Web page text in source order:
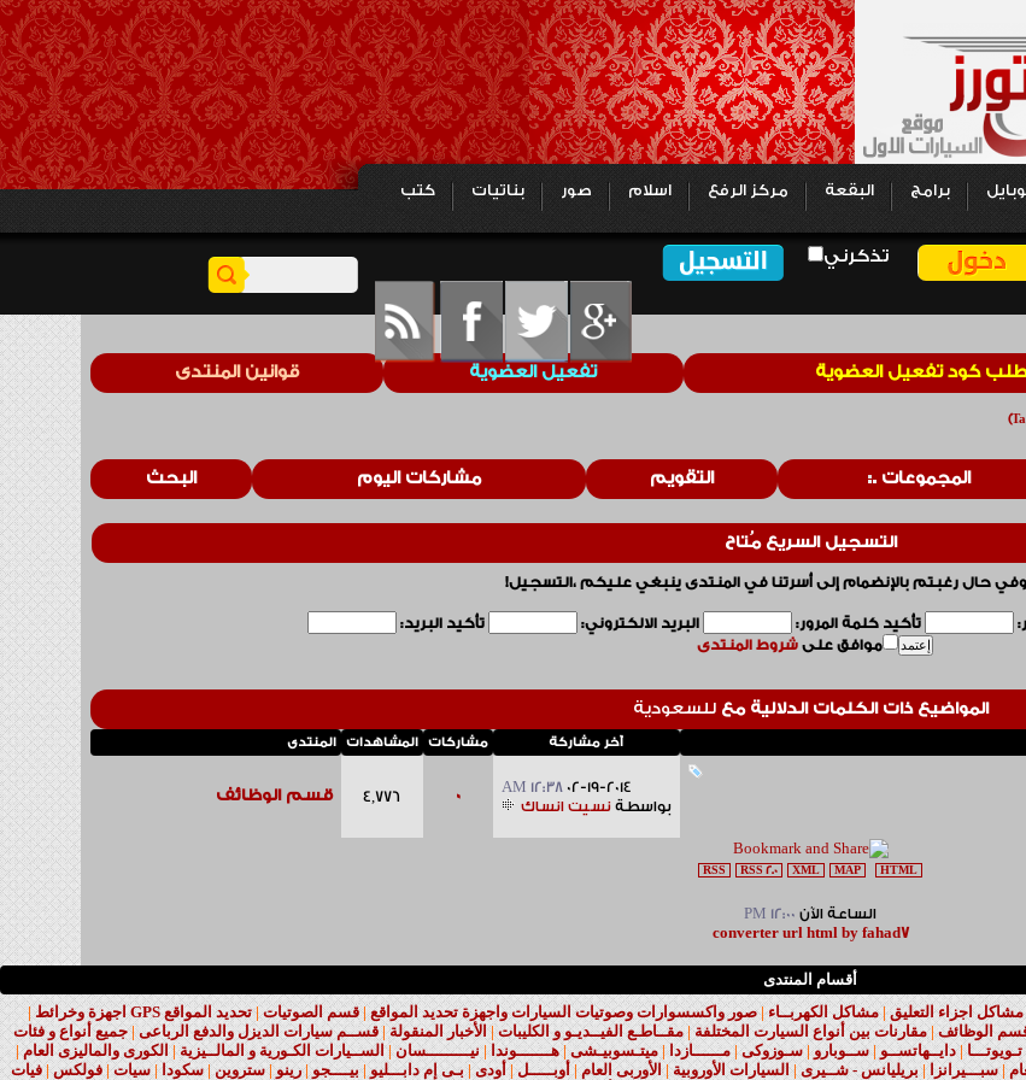
برامج البقعة مركز الرفع اسلام صور بناتيات كتب
تذكرني
طلب كود تفعيل العضوية تفعيل العضوية قوانين المنتدى
المجموعات التقويم مشاركات اليوم البحث
التسجيل السريع مُتاح
. وفي حال رغبتم بالإنضمام إلى أسرتنا في المنتدى ينبغي عليكم ،التسجيل!
تأكيد كلمة المرور: البريد الالكتروني:
تأكيد البريد:
موافق على شروط المنتدى
المواضيع ذات الكلمات الدلالية معللسعودية
آخر مشاركة مشاركات المشاهدات المنتدى
02-19-2014
12:38 AM
بواسطةنسيت انساك
0
4,776 قسم الوظائف
RSS RSS 2.0 XML MAP HTML
الساعة الآن 12:00 PM
converter url html by fahad7
أقسام المنتدى
مشاكل اجزاء التعليق |مشاكل الكهربــاء |صور واكسسوارات وصوتيات السيارات واجهزة تحديد المواقع |قسم الصوتيات |تحديد المواقع GPS اجهزة وخرائط
|
الوظائف |مقارنات بين أنواع السيارت المختلفة |مقــاطـع الفيــديـو و الكليبات | الأخبار المنقولة |قســم سيارات الديزل والدفع الرباعى |جميع أنواع و فئات
تـويوتـــا |دايــهاتســو |ســوبارو |سـوزوكى |مــــــازدا |ميتـسوبيـشى |هـــــــوندا |نيـــــــــسان | الســيارات الكـورية و المالــيزية | الكورى والماليزى العام |
|سبـــيرانزا |بريليانس - شــيرى | السيارات الأوروبية | الأوربى العام |أوبـــــل |أودى |بـى إم دابـــليو |بيــــجو |رينو |ستروين |سكودا |سيات |فولكس |فيات